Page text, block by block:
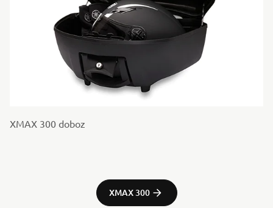
XMAX 300 doboz
XMAX 300